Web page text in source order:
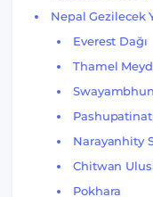
Nepal Gezilecek
Everest Dağı
Thamel
Narayanhity
Chitwan
Pokhara